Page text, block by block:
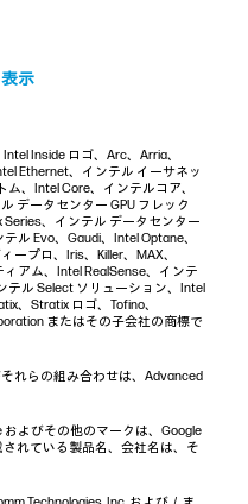
示
Inside ロゴ、Arc、Arria、
Ethernet、インテル イーサネッ
ム、Intel Core、インテルコア、
データセンター GPU フレック
Series、インテル データセンター
ル Evo、Gaudi、Intel Optane、
ープロ、Iris、Killer、MAX、
アム、Intel RealSense、インテ
テル Select ソリューション、Intel
、Stratix ロゴ、Tofino、
またはその子会社の商標で
れらの組み合わせは、Advanced
およびその他のマークは、Google
れている製品名、会社名は、そ